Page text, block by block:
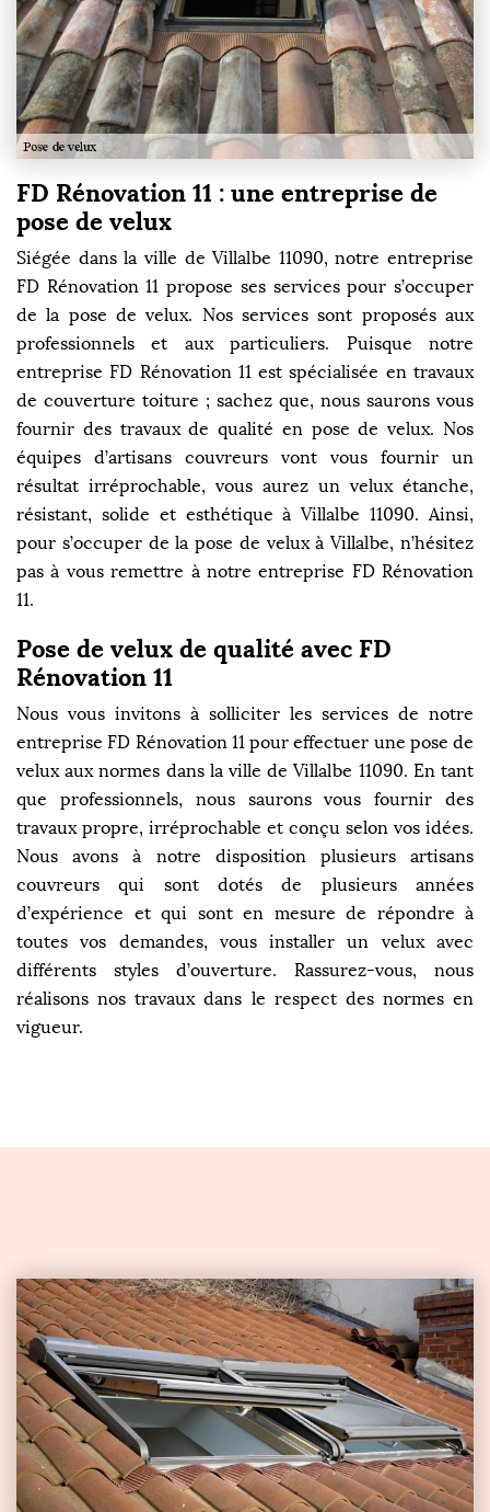
FD Rénovation 11 : une entreprise de
pose de velux
Siégée dans la ville de Villalbe 11090, notre entreprise
FD Rénovation 11 propose ses services pour s’occuper
de la pose de velux. Nos services sont proposés aux
professionnels et aux particuliers. Puisque notre
entreprise FD Rénovation 11 est spécialisée en travaux
de couverture toiture ; sachez que, nous saurons vous
fournir des travaux de qualité en pose de velux. Nos
équipes d’artisans couvreurs vont vous fournir un
résultat irréprochable, vous aurez un velux étanche,
résistant, solide et esthétique à Villalbe 11090. Ainsi,
pour s’occuper de la pose de velux à Villalbe, n’hésitez
pas à vous remettre à notre entreprise FD Rénovation
11.
Pose de velux de qualité avec FD
Rénovation 11
Nous vous invitons à solliciter les services de notre
entreprise FD Rénovation 11 pour effectuer une pose de
velux aux normes dans la ville de Villalbe 11090. En tant
que professionnels, nous saurons vous fournir des
travaux propre, irréprochable et conçu selon vos idées.
Nous avons à notre disposition plusieurs artisans
couvreurs qui sont dotés de plusieurs années
d’expérience et qui sont en mesure de répondre à
toutes vos demandes, vous installer un velux avec
différents styles d’ouverture. Rassurez-vous, nous
réalisons nos travaux dans le respect des normes en
vigueur.